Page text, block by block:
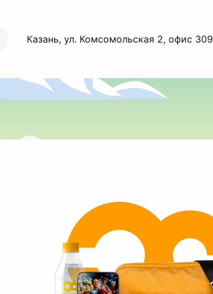
Казань, ул. Комсомольская 2, офис 309